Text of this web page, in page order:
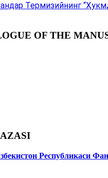
Термизийнинг
OF THE
Республикаси